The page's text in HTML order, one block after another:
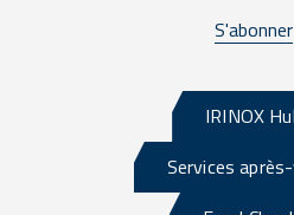
S'abonner
IRINOX
Services